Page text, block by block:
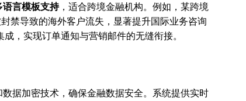
语言模板支持，适合跨境金融机构。例如，某跨境
禁导致的海外客户流失，显著提升国际业务咨询
，实现订单通知与营销邮件的无缝衔接。
数据加密技术，确保金融数据安全。系统提供实时